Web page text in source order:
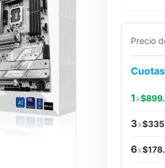
Precio
Cuotas
1x
3x
6x